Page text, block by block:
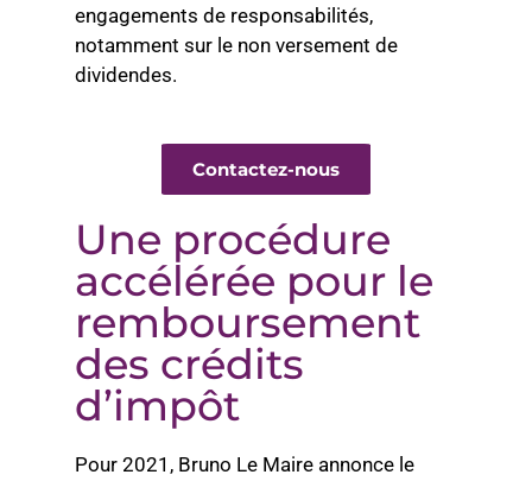
engagements de responsabilités,
notamment sur le non versement de
dividendes.
Contactez-nous
Une procédure
accélérée pour le
remboursement
des crédits
d’impôt
Pour 2021, Bruno Le Maire annonce le